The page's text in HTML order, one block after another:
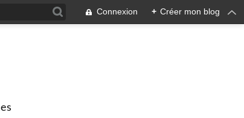
Connexion + Créer mon blog